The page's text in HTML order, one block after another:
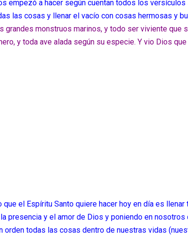
empezó a hacer según cuentan todos los versículos
las cosas y llenar el vacío con cosas hermosas y
grandes monstruos marinos, y todo ser viviente que
y toda ave alada según su especie. Y vio Dios que
que el Espíritu Santo quiere hacer hoy en día es
presencia y el amor de Dios y poniendo en nosotros
orden todas las cosas dentro de nuestras vidas